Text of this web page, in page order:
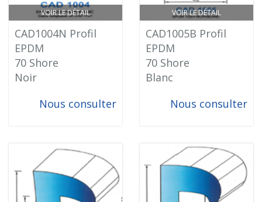
VOIR LE DÉTAIL
CAD1004N Profil
EPDM
70 Shore
Noir
Nous consulter
VOIR LE DÉTAIL
CAD1005B Profil
EPDM
70 Shore
Blanc
Nous consulter